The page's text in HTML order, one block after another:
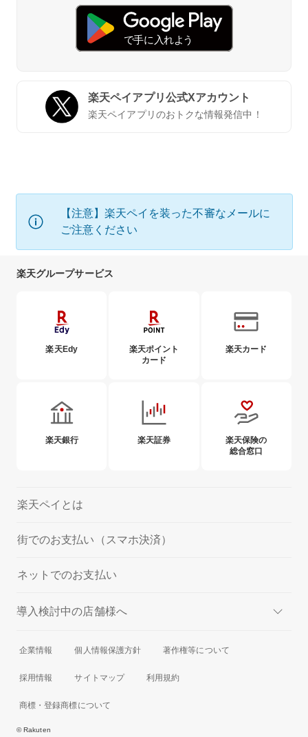
楽天ペイアプリ公式Xアカウント
楽天ペイアプリのおトクな情報発信中！
【注意】楽天ペイを装った不審なメールに
ご注意ください
楽天グループサービス
楽天Edy
楽天ポイント
カード
楽天カード
楽天銀行 楽天証券
楽天保険の
総合窓口
楽天ペイとは
街でのお支払い（スマホ決済）
ネットでのお支払い
導入検討中の店舗様へ
実店舗での決済
オンラインでの決済
企業情報 個人情報保護方針 著作権等について
採用情報 サイトマップ 利用規約
商標・登録商標について
© Rakuten